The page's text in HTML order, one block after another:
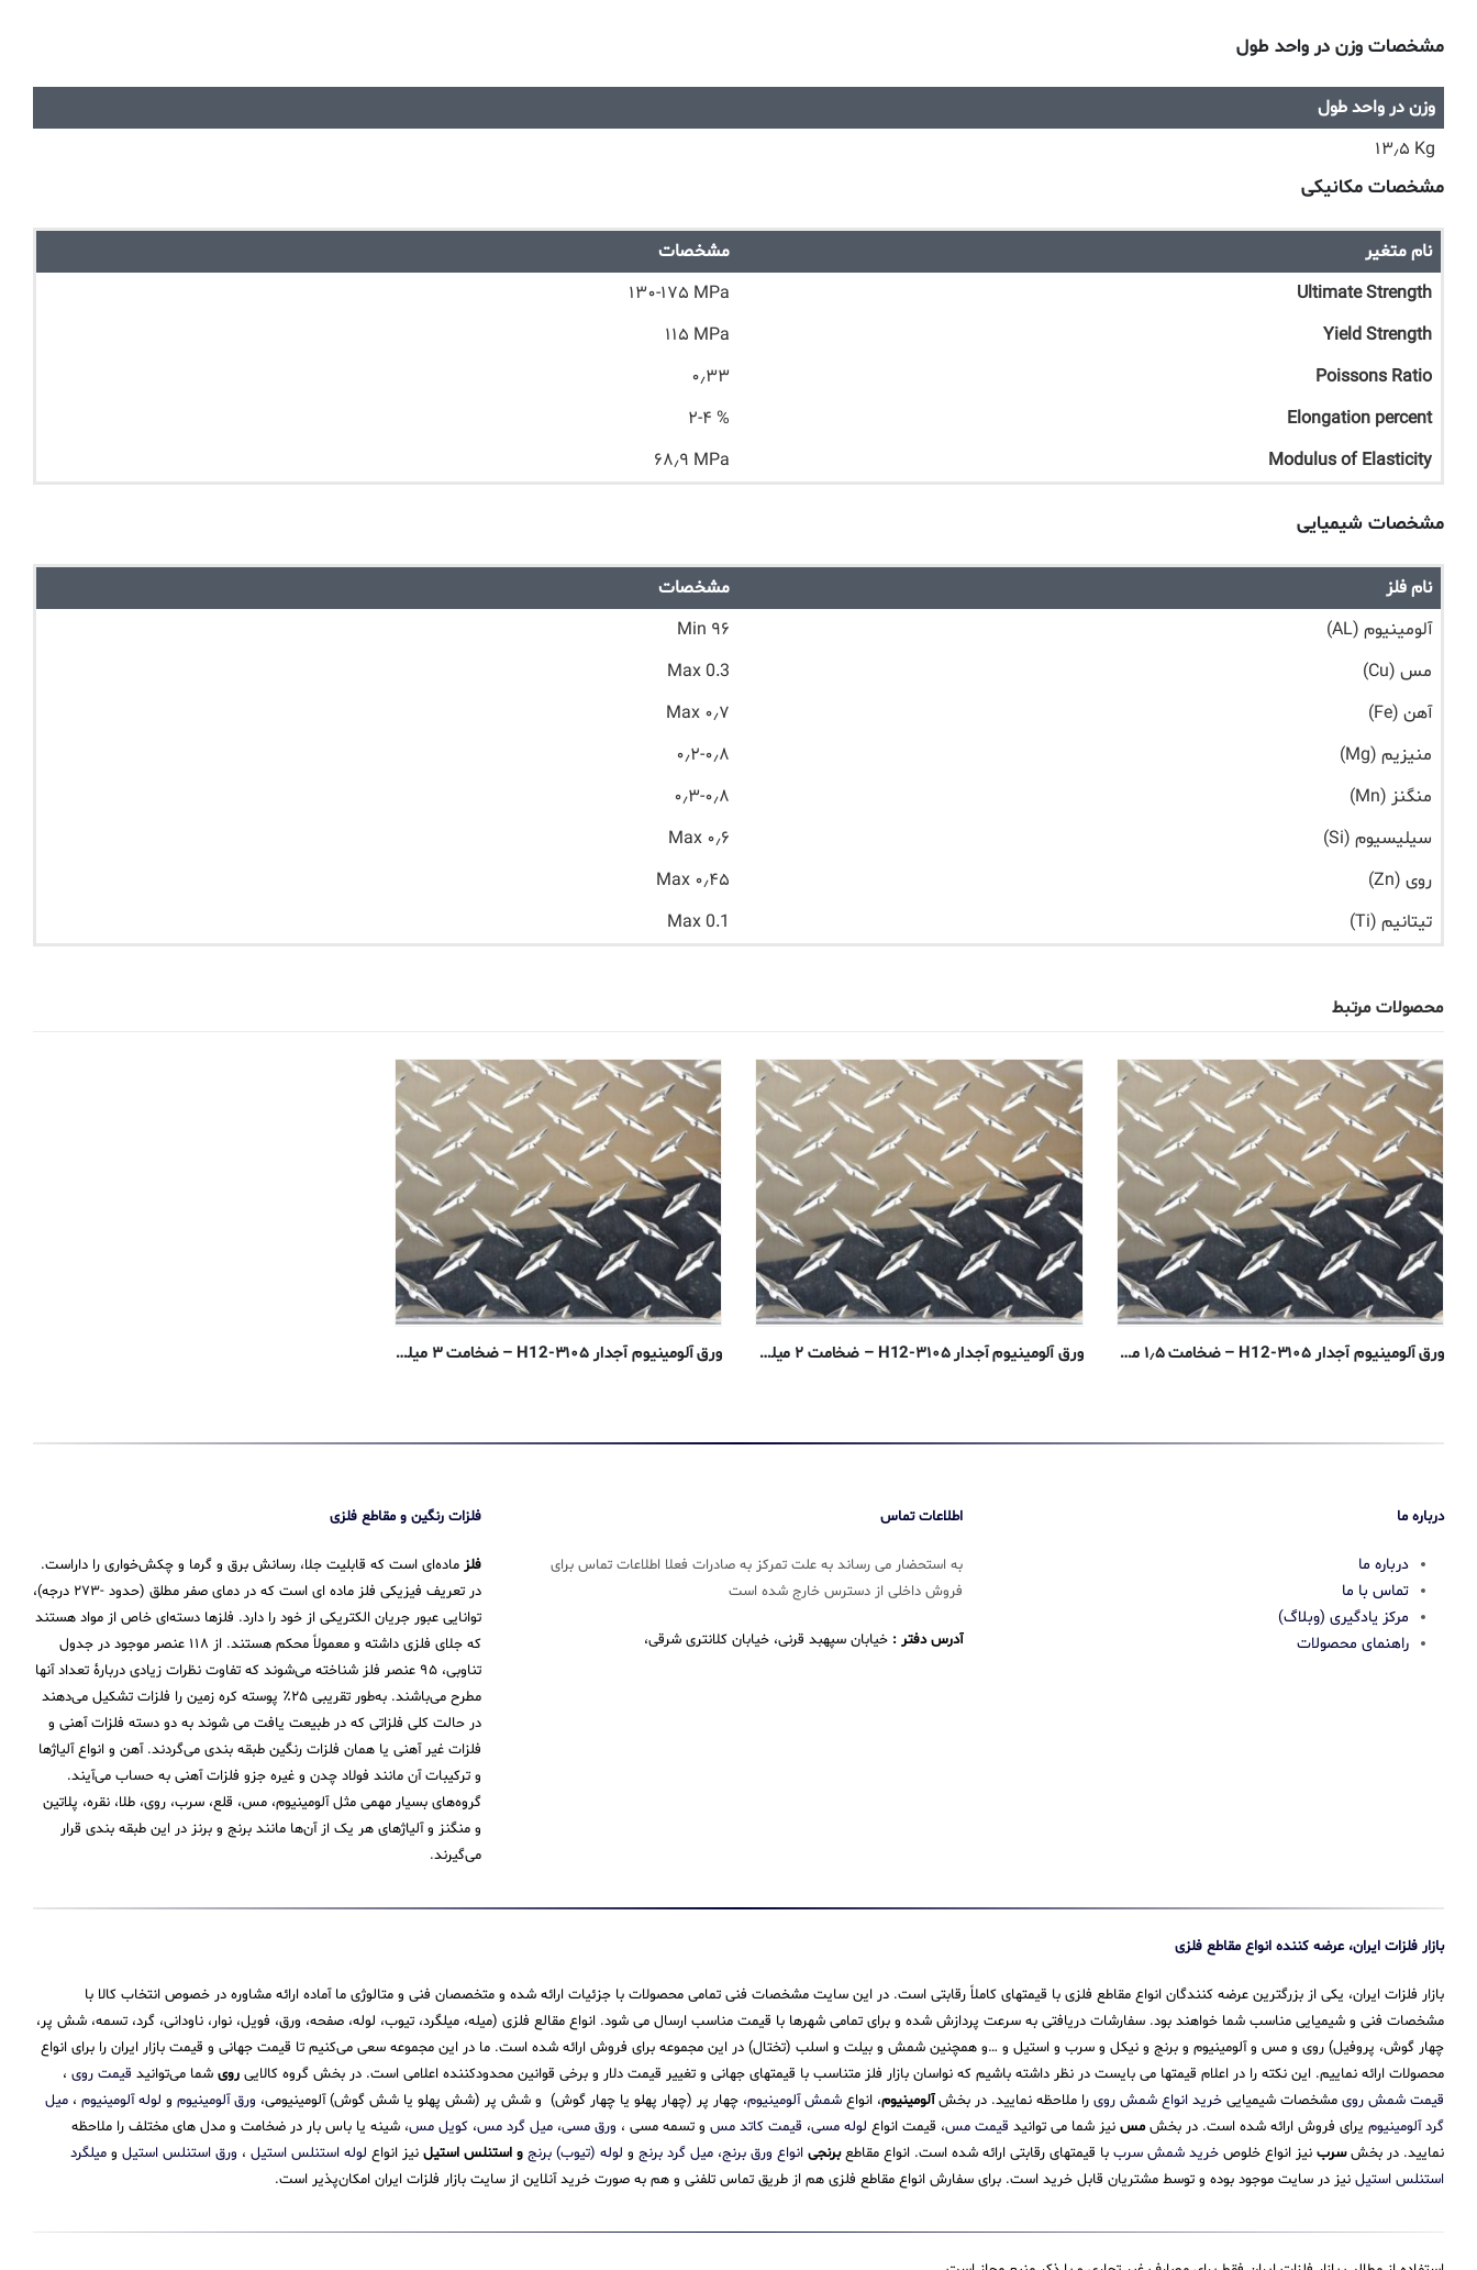
مشخصات وزن در واحد طول
وزن در واحد طول
۱۳٫۵ Kg
مشخصات مکانیکی
نام متغیر
مشخصات
Ultimate Strength
۱۳۰-۱۷۵ MPa
Yield Strength
۱۱۵ MPa
Poissons Ratio
۰٫۳۳
Elongation percent
۲-۴ %
Modulus of Elasticity
۶۸٫۹ MPa
مشخصات شیمیایی
نام فلز
مشخصات
آلومینیوم (AL)
۹۶ Min
مس (Cu)
Max 0.3
آهن (Fe)
۰٫۷ Max
منیزیم (Mg)
۰٫۲-۰٫۸
منگنز (Mn)
۰٫۳-۰٫۸
سیلیسیوم (Si)
۰٫۶ Max
روی (Zn)
۰٫۴۵ Max
تیتانیم (Ti)
Max 0.1
محصولات مرتبط
ورق آلومینیوم آجدار ۳۱۰۵-H12 – ضخامت ۱٫۵ میلیمتر ورق آلومینیوم آجدار ۳۱۰۵-H12 – ضخامت ۲ میلیمتر ورق آلومینیوم آجدار ۳۱۰۵-H12 – ضخامت ۳ میلیمتر
درباره ما
درباره ما
تماس با ما
مرکز یادگیری (وبلاگ)
راهنمای محصولات
اطلاعات تماس
به استحضار می رساند به علت تمرکز به صادرات فعلا اطلاعات تماس برای
فروش داخلی از دسترس خارج شده است
آدرس دفتر : خیابان سپهبد قرنی، خیابان کلانتری شرقی،
فلزات رنگین و مقاطع فلزی
فلز ماده‌ای است که قابلیت جلا، رسانش برق و گرما و چکش‌خواری را داراست.
در تعریف فیزیکی فلز ماده ای است که در دمای صفر مطلق (حدود -۲۷۳ درجه)،
توانایی عبور جریان الکتریکی از خود را دارد. فلزها دسته‌ای خاص از مواد هستند
که جلای فلزی داشته و معمولاً محکم هستند. از ۱۱۸ عنصر موجود در جدول
تناوبی، ۹۵ عنصر فلز شناخته می‌شوند که تفاوت نظرات زیادی دربارهٔ تعداد آنها
مطرح می‌باشند. به‌طور تقریبی ۲۵٪ پوسته کره زمین را فلزات تشکیل می‌دهند
در حالت کلی فلزاتی که در طبیعت یافت می شوند به دو دسته فلزات آهنی و
فلزات غیر آهنی یا همان فلزات رنگین طبقه بندی می‌گردند. آهن و انواع آلیاژها
و ترکیبات آن مانند فولاد چدن و غیره جزو فلزات آهنی به حساب می‌‌آیند.
گروه‌های بسیار مهمی مثل آلومینیوم، مس، قلع، سرب، روی، طلا، نقره، پلاتین
و منگنز و آلیاژهای هر یک از آن‌ها مانند برنج و برنز در این طبقه‌ بندی قرار
می‌‌گیرند.
بازار فلزات ایران، عرضه کننده انواع مقاطع فلزی
بازار فلزات ایران، یکی از بزرگترین عرضه کنندگان انواع مقاطع فلزی با قیمتهای کاملاً رقابتی است. در این سایت مشخصات فنی تمامی محصولات با جزئیات ارائه شده و متخصصان فنی و متالوژی ما آماده ارائه مشاوره در خصوص انتخاب کالا با
مشخصات فنی و شیمیایی مناسب شما خواهند بود. سفارشات دریافتی به سرعت پردازش شده و برای تمامی شهرها با قیمت مناسب ارسال می شود. انواع مقالع فلزی (میله، میلگرد، تیوب، لوله، صفحه، ورق، فویل، نوار، ناودانی، گرد، تسمه، شش پر،
چهار گوش، پروفیل) روی و مس و آلومینیوم و برنج و نیکل و سرب و استیل و …و همچنین شمش و بیلت و اسلب (تختال) در این مجموعه برای فروش ارائه شده است. ما در این مجموعه سعی می‌کنیم تا قیمت جهانی و قیمت بازار ایران را برای انواع
محصولات ارائه نماییم. این نکته را در اعلام قیمتها می بایست در نظر داشته باشیم که نواسان بازار فلز متناسب با قیمتهای جهانی و تغییر قیمت دلار و برخی قوانین محدودکننده اعلامی است. در بخش گروه کالایی روی شما می‌توانید قیمت روی ،
قیمت شمش روی مشخصات شیمیایی خرید انواع شمش روی را ملاحظه نمایید. در بخشآلومینیوم، انواع شمش آلومینیوم، چهار پر (چهار پهلو یا چهار گوش) و شش پر (شش پهلو یا شش گوش) آلومینیومی، ورق آلومینیوم و لوله آلومینیوم ، میل
گرد آلومینیوم یرای فروش ارائه شده است. در بخشمس نیز شما می توانید قیمت مس، قیمت انواع لوله مسی، قیمت کاتد مس و تسمه مسی ، ورق مسی، میل گرد مس، کویل مس، شینه یا باس بار در ضخامت و مدل های مختلف را ملاحظه
نمایید. در بخشسرب نیز انواع خلوص خرید شمش سرب با قیمتهای رقابتی ارائه شده است. انواع مقاطعبرنجی انواع ورق برنج، میل گرد برنج و لوله (تیوب) برنج و استنلس استیل نیز انواع لوله استنلس استیل ، ورق استنلس استیل و میلگرد
استنلس استیل نیز در سایت موجود بوده و توسط مشتریان قابل خرید است. برای سفارش انواع مقاطع فلزی هم از طریق تماس تلفنی و هم به صورت خرید آنلاین از سایت بازار فلزات ایران امکان‌پذیر است.